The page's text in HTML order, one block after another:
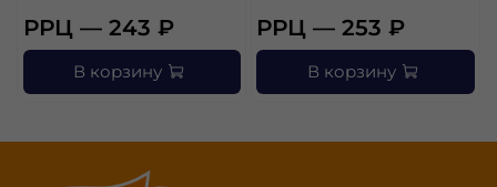
РРЦ — 243 ₽
В корзину
РРЦ — 253 ₽
В корзину